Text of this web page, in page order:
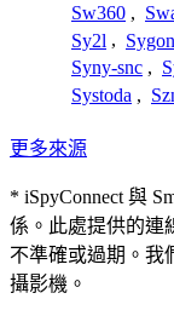
Sw360 ,
Sy2l ,
Syny-snc ,
Systoda ,
更多來源
* iSpyConnect 與
係。此處提供的連
不準確或過期。我
攝影機。